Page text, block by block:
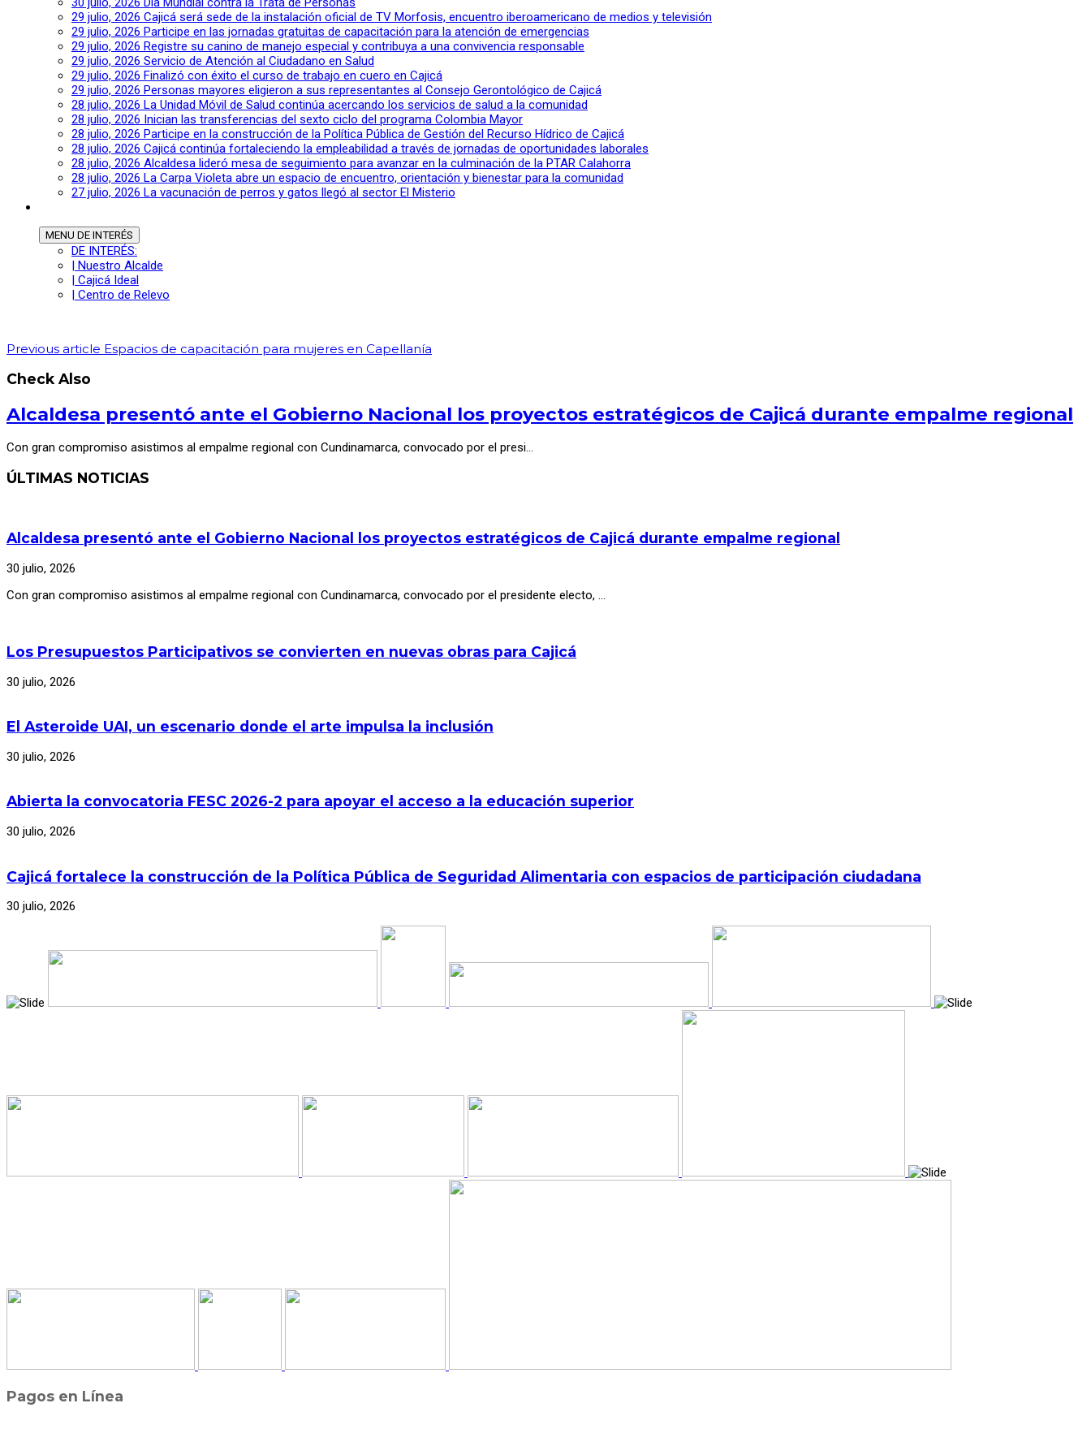
29 julio, 2026 Cajicá será sede de la instalación oficial de TV Morfosis, encuentro iberoamericano de medios y televisión
29 julio, 2026 Participe en las jornadas gratuitas de capacitación para la atención de emergencias
29 julio, 2026 Registre su canino de manejo especial y contribuya a una convivencia responsable
29 julio, 2026 Servicio de Atención al Ciudadano en Salud
29 julio, 2026 Finalizó con éxito el curso de trabajo en cuero en Cajicá
29 julio, 2026 Personas mayores eligieron a sus representantes al Consejo Gerontológico de Cajicá
28 julio, 2026 La Unidad Móvil de Salud continúa acercando los servicios de salud a la comunidad
28 julio, 2026 Inician las transferencias del sexto ciclo del programa Colombia Mayor
28 julio, 2026 Participe en la construcción de la Política Pública de Gestión del Recurso Hídrico de Cajicá
28 julio, 2026 Cajicá continúa fortaleciendo la empleabilidad a través de jornadas de oportunidades laborales
28 julio, 2026 Alcaldesa lideró mesa de seguimiento para avanzar en la culminación de la PTAR Calahorra
28 julio, 2026 La Carpa Violeta abre un espacio de encuentro, orientación y bienestar para la comunidad
27 julio, 2026 La vacunación de perros y gatos llegó al sector El Misterio
MENU DE INTERÉS
DE INTERÉS:
| Nuestro Alcalde
| Cajicá Ideal
| Centro de Relevo
Previous article Espacios de capacitación para mujeres en Capellanía
Check Also
Alcaldesa presentó ante el Gobierno Nacional los proyectos estratégicos de Cajicá durante empalme regional
Con gran compromiso asistimos al empalme regional con Cundinamarca, convocado por el presi…
ÚLTIMAS NOTICIAS
Alcaldesa presentó ante el Gobierno Nacional los proyectos estratégicos de Cajicá durante empalme regional
30 julio, 2026
Con gran compromiso asistimos al empalme regional con Cundinamarca, convocado por el presidente electo, …
Los Presupuestos Participativos se convierten en nuevas obras para Cajicá
30 julio, 2026
El Asteroide UAI, un escenario donde el arte impulsa la inclusión
30 julio, 2026
Abierta la convocatoria FESC 2026-2 para apoyar el acceso a la educación superior
30 julio, 2026
Cajicá fortalece la construcción de la Política Pública de Seguridad Alimentaria con espacios de participación ciudadana
30 julio, 2026
Pagos en Línea